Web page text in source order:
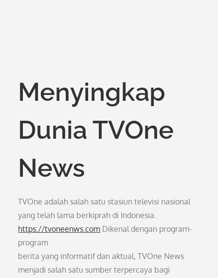
Menyingkap
Dunia TVOne
News
TVOne adalah salah satu stasiun televisi nasional
yang telah lama berkiprah di Indonesia.
https://tvoneenws.com Dikenal dengan program-
program
berita yang informatif dan aktual, TVOne News
menjadi salah satu sumber terpercaya bagi